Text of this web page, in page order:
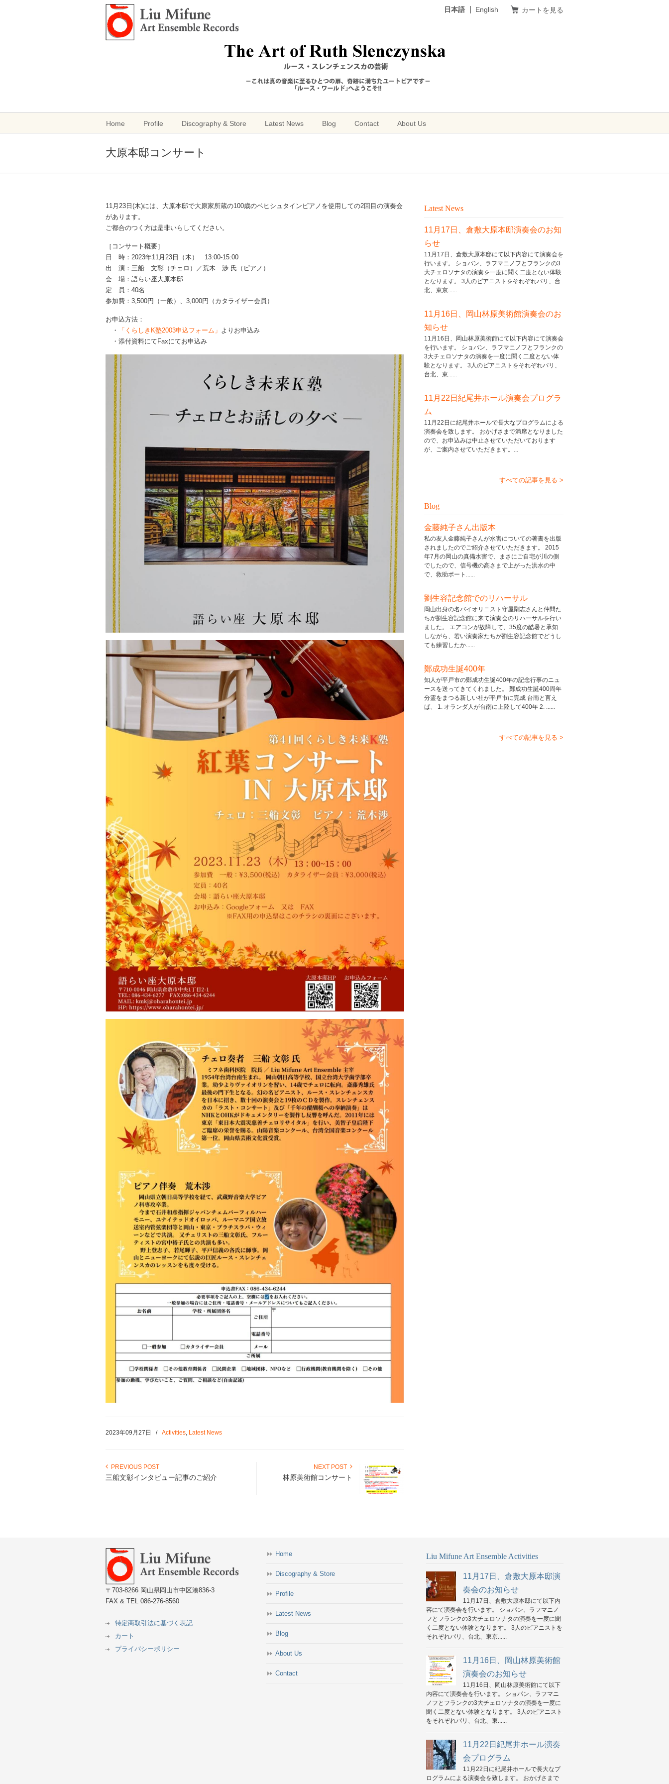
日本語 English カートを見る
Home Profile Discography & Store Latest News Blog Contact About Us
大原本邸コンサート
11月23日(木)には、大原本邸で大原家所蔵の100歳のベヒシュタインピアノを使用しての2回目の演奏会
があります。
ご都合のつく方は是非いらしてください。
［コンサート概要］
日 時：2023年11月23日（木） 13:00-15:00
出 演：三船 文彰（チェロ）／荒木 渉 氏（ピアノ）
会 場：語らい座大原本邸
定 員：40名
参加費：3,500円（一般）、3,000円（カタライザー会員）
お申込方法：
・
「くらしきK塾2003申込フォーム」 よりお申込み
・添付資料にてFaxにてお申込み
2023年09月27日 / Activities Latest News
PREVIOUS POST
三船文彰インタビュー記事のご紹介
NEXT POST
林原美術館コンサート
Latest News
11月17日、倉敷大原本邸演奏会のお知
らせ
11月17日、倉敷大原本邸にて以下内容にて演奏会を
行います。 ショパン、ラフマニノフとフランクの3
大チェロソナタの演奏を一度に聞く二度とない体験
となります。 3人のピアニストをそれぞれパリ、台
北、東京......
11月16日、岡山林原美術館演奏会のお
知らせ
11月16日、岡山林原美術館にて以下内容にて演奏会
を行います。 ショパン、ラフマニノフとフランクの
3大チェロソナタの演奏を一度に聞く二度とない体
験となります。 3人のピアニストをそれぞれパリ、
台北、東......
11月22日紀尾井ホール演奏会プログラ
ム
11月22日に紀尾井ホールで長大なプログラムによる
演奏会を致します。 おかげさまで満席となりました
ので、お申込みは中止させていただいております
が、ご案内させていただきます。...
すべての記事を見る >
Blog
金藤純子さん出版本
私の友人金藤純子さんが水害についての著書を出版
されましたのでご紹介させていただきます。 2015
年7月の岡山の真備水害で、まさにご自宅が川の側
でしたので、信号機の高さまで上がった洪水の中
で、救助ボート......
劉生容記念館でのリハーサル
岡山出身の名バイオリニスト守屋剛志さんと仲間た
ちが劉生容記念館に来て演奏会のリハーサルを行い
ました。 エアコンが故障して、35度の酷暑と承知
しながら、若い演奏家たちが劉生容記念館でどうし
ても練習したか......
鄭成功生誕400年
知人が平戸市の鄭成功生誕400年の記念行事のニュ
ースを送ってきてくれました。 鄭成功生誕400周年
分霊をまつる新しい社が平戸市に完成 台南と言え
ば、 1. オランダ人が台南に上陸して400年 2. ......
すべての記事を見る >
〒703-8266 岡山県岡山市中区湊836-3
FAX & TEL 086-276-8560
特定商取引法に基づく表記
カート
プライバシーポリシー
Home
Discography & Store
Profile
Latest News
Blog
About Us
Contact
Liu Mifune Art Ensemble Activities
11月17日、倉敷大原本邸演
奏会のお知らせ
11月17日、倉敷大原本邸にて以下内
容にて演奏会を行います。 ショパン、ラフマニノ
フとフランクの3大チェロソナタの演奏を一度に聞
く二度とない体験となります。 3人のピアニストを
それぞれパリ、台北、東京......
11月16日、岡山林原美術館
演奏会のお知らせ
11月16日、岡山林原美術館にて以下
内容にて演奏会を行います。 ショパン、ラフマニ
ノフとフランクの3大チェロソナタの演奏を一度に
聞く二度とない体験となります。 3人のピアニスト
をそれぞれパリ、台北、東......
11月22日紀尾井ホール演奏
会プログラム
11月22日に紀尾井ホールで長大なプ
ログラムによる演奏会を致します。 おかげさまで